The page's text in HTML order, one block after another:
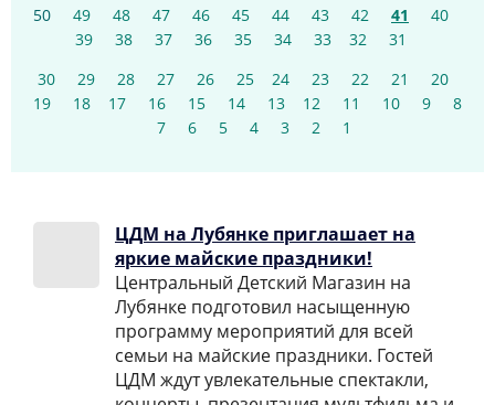
50 49 48 47 46 45 44 43 42 41
40
39
38 37 36 35 34 33 32
31
30
29 28 27 26 25 24 23 22 21
20
19
18 17 16 15 14 13 12 11 10 9
8
7
6 5 4 3 2 1
ЦДМ на Лубянке приглашает на
яркие майские праздники!
Центральный Детский Магазин на
Лубянке подготовил насыщенную
программу мероприятий для всей
семьи на майские праздники. Гостей
ЦДМ ждут увлекательные спектакли,